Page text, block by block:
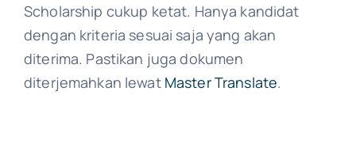
Scholarship cukup ketat. Hanya kandidat
dengan kriteria sesuai saja yang akan
diterima. Pastikan juga dokumen
diterjemahkan lewat Master Translate.